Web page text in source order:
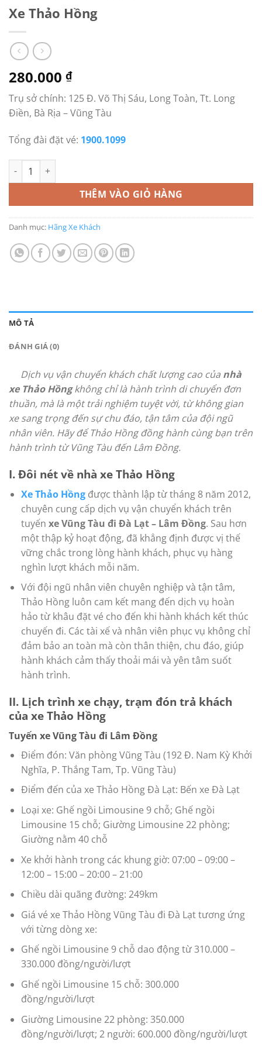
Xe Thảo Hồng
280.000 ₫
Trụ sở chính: 125 Đ. Võ Thị Sáu, Long Toàn, Tt. Long
Điền, Bà Rịa – Vũng Tàu
Tổng đài đặt vé: 1900.1099
Xe Thảo Hồng số lượng
THÊM VÀO GIỎ HÀNG
Danh mục: Hãng Xe Khách
MÔ TẢ
ĐÁNH GIÁ (0)
Dịch vụ vận chuyển khách chất lượng cao của nhà
xe Thảo Hồngkhông chỉ là hành trình di chuyển đơn
thuần, mà là một trải nghiệm tuyệt vời, từ không gian
xe sang trọng đến sự chu đáo, tận tâm của đội ngũ
nhân viên. Hãy để Thảo Hồng đồng hành cùng bạn trên
hành trình từ Vũng Tàu đến Lâm Đồng.
I. Đôi nét về nhà xe Thảo Hồng
Xe Thảo Hồngđược thành lập từ tháng 8 năm 2012,
chuyên cung cấp dịch vụ vận chuyển khách trên
tuyến xe Vũng Tàu đi Đà Lạt – Lâm Đồng. Sau hơn
một thập kỷ hoạt động, đã khẳng định được vị thế
vững chắc trong lòng hành khách, phục vụ hàng
nghìn lượt khách mỗi năm.
Với đội ngũ nhân viên chuyên nghiệp và tận tâm,
Thảo Hồng luôn cam kết mang đến dịch vụ hoàn
hảo từ khâu đặt vé cho đến khi hành khách kết thúc
chuyến đi. Các tài xế và nhân viên phục vụ không chỉ
đảm bảo an toàn mà còn thân thiện, chu đáo, giúp
hành khách cảm thấy thoải mái và yên tâm suốt
hành trình.
II. Lịch trình xe chạy, trạm đón trả khách
của xe Thảo Hồng
Tuyến xe Vũng Tàu đi Lâm Đồng
Điểm đón: Văn phòng Vũng Tàu (192 Đ. Nam Kỳ Khởi
Nghĩa, P. Thắng Tam, Tp. Vũng Tàu)
Điểm đến của xe Thảo Hồng Đà Lạt: Bến xe Đà Lạt
Loại xe: Ghế ngồi Limousine 9 chỗ; Ghế ngồi
Limousine 15 chỗ; Giường Limousine 22 phòng;
Giường nằm 40 chỗ
Xe khởi hành trong các khung giờ: 07:00 – 09:00 –
12:00 – 15:00 – 20:00 – 21:00
Chiều dài quãng đường: 249km
Giá vé xe Thảo Hồng Vũng Tàu đi Đà Lạt tương ứng
với từng dòng xe:
Ghế ngồi Limousine 9 chỗ dao động từ 310.000 –
330.000 đồng/người/lượt
Ghế ngồi Limousine 15 chỗ: 300.000
đồng/người/lượt
Giường Limousine 22 phòng: 350.000
đồng/người/lượt; 2 người: 600.000 đồng/người/lượt